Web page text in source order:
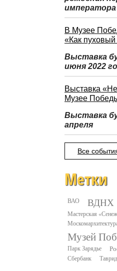
императора
В Музее
«Как пуховый
Выставка
июня 2022
Выставка
Музее
Выставка
апреля
Все
Метки
ВАО ВДНХ
Мастерская
Музей
Парк Зарядье
Сбербанк